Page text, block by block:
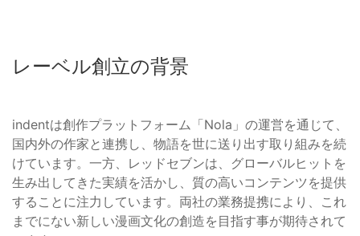
レーベル創立の背景
indentは創作プラットフォーム「Nola」の運営を通じて、
国内外の作家と連携し、物語を世に送り出す取り組みを続
けています。一方、レッドセブンは、グローバルヒットを
生み出してきた実績を活かし、質の高いコンテンツを提供
することに注力しています。両社の業務提携により、これ
までにない新しい漫画文化の創造を目指す事が期待されて